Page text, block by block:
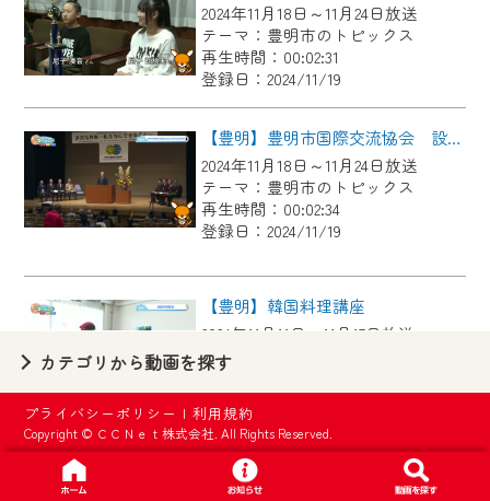
2024年11月18日～11月24日放送
テーマ：豊明市のトピックス
再生時間：00:02:31
登録日：2024/11/19
【豊明】豊明市国際交流協会 設立３０周年記念事業
2024年11月18日～11月24日放送
テーマ：豊明市のトピックス
再生時間：00:02:34
登録日：2024/11/19
【豊明】韓国料理講座
2024年11月11日～11月17日放送
テーマ：豊明市のトピックス
再生時間：00:02:04
登録日：2024/11/11
【豊明】西沓掛区町内対抗綱引き大会
2024年11月11日～11月17日放送
カテゴリから動画を探す
プライバシーポリシー |利用規約
Copyright © ＣＣＮｅｔ株式会社. All Rights Reserved.
【ご注意】
2024年9月24日からはご加入者様へのサー
ビス向上のため、
『CCNet Web TV』を利用いただくには、
一部コンテンツを除き、
CCNetサービスへの加入と『CCNetマイ
ページ※』へのログインが必要となりま
す。
いたします。
要となります。
※MyIDとは、CCNet Web TVを含むCCNetの
各種サービスをご利用頂くためのIDです。
IDはお客様が使っているメールアドレス
で設定できます。